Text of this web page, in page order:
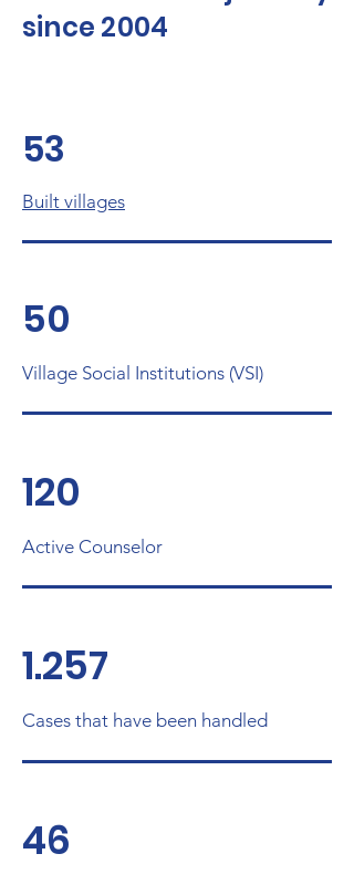
since 2004
53
Built villages
50
Village Social Institutions (VSI)
120
Active Counselor
1.257
Cases that have been handled
46